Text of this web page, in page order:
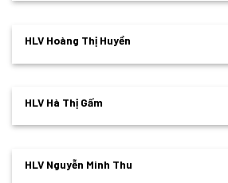
HLV Hoàng Thị Huyền
HLV Hà Thị Gấm
HLV Nguyễn Minh Thu